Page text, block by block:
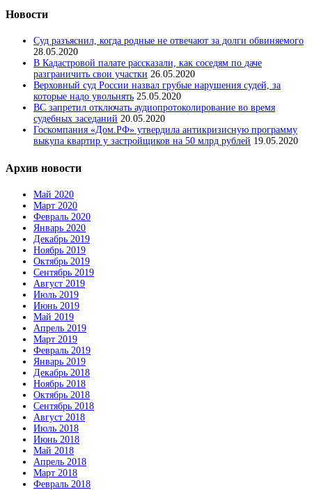
Новости
Суд разъяснил, когда родные не отвечают за долги обвиняемого
28.05.2020
В Кадастровой палате рассказали, как соседям по даче
разграничить свои участки 26.05.2020
Верховный суд России назвал грубые нарушения судей, за
которые надо увольнять 25.05.2020
ВС запретил отключать аудиопротоколирование во время
судебных заседаний 20.05.2020
Госкомпания «Дом.РФ» утвердила антикризисную программу
выкупа квартир у застройщиков на 50 млрд рублей 19.05.2020
Архив новости
Май 2020
Март 2020
Февраль 2020
Январь 2020
Декабрь 2019
Ноябрь 2019
Октябрь 2019
Сентябрь 2019
Август 2019
Июль 2019
Июнь 2019
Май 2019
Апрель 2019
Март 2019
Февраль 2019
Январь 2019
Декабрь 2018
Ноябрь 2018
Октябрь 2018
Сентябрь 2018
Август 2018
Июль 2018
Июнь 2018
Май 2018
Апрель 2018
Март 2018
Февраль 2018